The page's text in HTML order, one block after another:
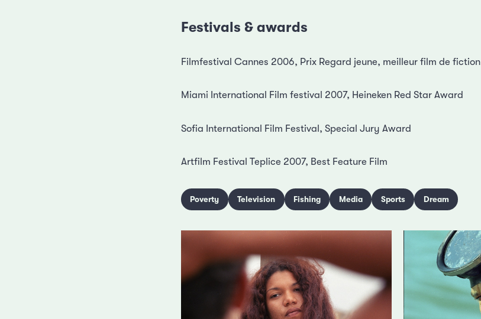
Festivals & awards
Filmfestival Cannes 2006, Prix Regard jeune, meilleur film de fiction
Miami International Film festival 2007, Heineken Red Star Award
Sofia International Film Festival, Special Jury Award
Artfilm Festival Teplice 2007, Best Feature Film
Poverty Television Fishing Media Sports Dream